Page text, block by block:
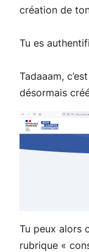
création de
Tu es
Tadaaam,
désormais
Tu peux alors
rubrique «